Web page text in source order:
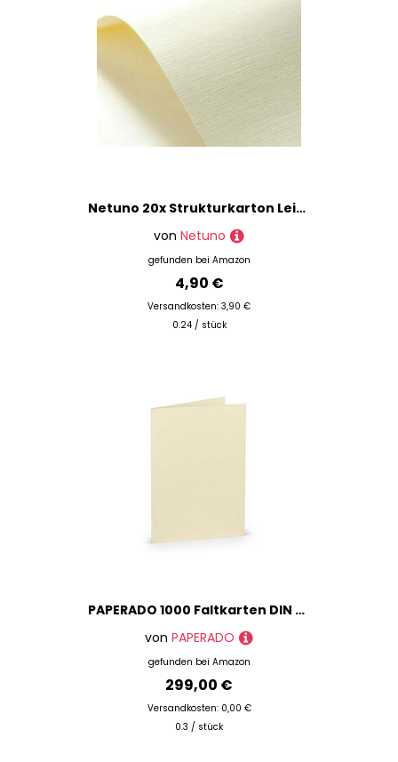
Netuno 20x Strukturkarton Leinen Creme DIN A5 14,8 x 21 cm 246g Elfenbeinkarton Chamois Strukturkarton Leinen-Struktur-Prägung Bastelkarton geprägt Papier strukturiert Prägekarton A5 Leinen-Optik
von Netuno
gefunden bei Amazon
4,90 €
Versandkosten: 3,90 €
0.24 / stück
PAPERADO 1000 Faltkarten DIN A6 - Chamois gerippt Creme Beige - 10,5 x 14,8 cm - 220 g/m² - Doppelkarte Klappkarte Einladungskarte
von PAPERADO
gefunden bei Amazon
299,00 €
Versandkosten: 0,00 €
0.3 / stück